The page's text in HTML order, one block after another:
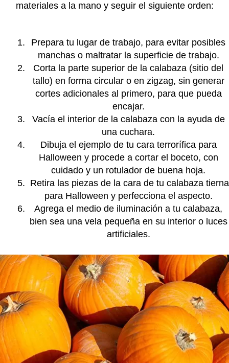
materiales a la mano y seguir el siguiente orden:
Prepara tu lugar de trabajo, para evitar posibles
manchas o maltratar la superficie de trabajo.
Corta la parte superior de la calabaza (sitio del
tallo) en forma circular o en zigzag, sin generar
cortes adicionales al primero, para que pueda
encajar.
Vacía el interior de la calabaza con la ayuda de
una cuchara.
Dibuja el ejemplo de tu cara terrorífica para
Halloween y procede a cortar el boceto, con
cuidado y un rotulador de buena hoja.
Retira las piezas de la cara de tu calabaza tierna
para Halloween y perfecciona el aspecto.
Agrega el medio de iluminación a tu calabaza,
bien sea una vela pequeña en su interior o luces
artificiales.